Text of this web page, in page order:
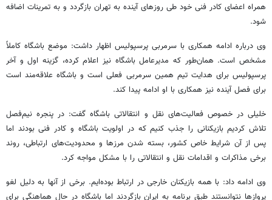
همراه اعضای کادر فنی خود طی روزهای آینده به تهران بازگردد و به تمرینات اضافه
شود.
وی درباره ادامه همکاری با سرمربی پرسپولیس اظهار داشت: موضع باشگاه کاملاً
مشخص است. همان‌طور که مدیرعامل باشگاه نیز اعلام کرده، گزینه اول و آخر
پرسپولیس برای هدایت تیم همین سرمربی فعلی است و باشگاه علاقه‌مند است
برای فصل آینده نیز همکاری با او ادامه پیدا کند.
خلیلی در خصوص فعالیت‌های نقل و انتقالاتی باشگاه گفت: در پنجره نیم‌فصل
تلاش کردیم بازیکنانی را جذب کنیم که در اولویت باشگاه و کادر فنی بودند اما
پس از آن شرایط خاص کشور، بسته شدن مرزها و محدودیت‌های ارتباطی، روند
برخی مذاکرات و اقدامات نقل و انتقالاتی را با مشکل مواجه کرد.
وی ادامه داد: با همه بازیکنان خارجی در ارتباط بوده‌ایم. برخی از آنها به دلیل لغو
پروازها نتوانستند طبق برنامه به ایران بازگردند اما باشگاه در حال هماهنگی برای